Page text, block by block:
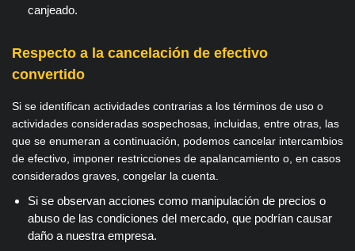
canjeado.
Respecto a la cancelación de efectivo
convertido
Si se identifican actividades contrarias a los términos de uso o
actividades consideradas sospechosas, incluidas, entre otras, las
que se enumeran a continuación, podemos cancelar intercambios
de efectivo, imponer restricciones de apalancamiento o, en casos
considerados graves, congelar la cuenta.
Si se observan acciones como manipulación de precios o
abuso de las condiciones del mercado, que podrían causar
daño a nuestra empresa.